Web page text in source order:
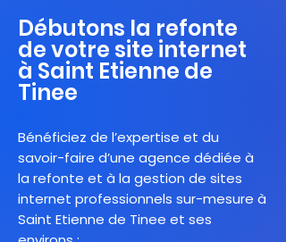
Débutons la refonte
de votre site internet
à Saint Etienne de
Tinee
Bénéficiez de l’expertise et du
savoir-faire d’une agence dédiée à
la refonte et à la gestion de sites
internet professionnels sur-mesure à
Saint Etienne de Tinee et ses